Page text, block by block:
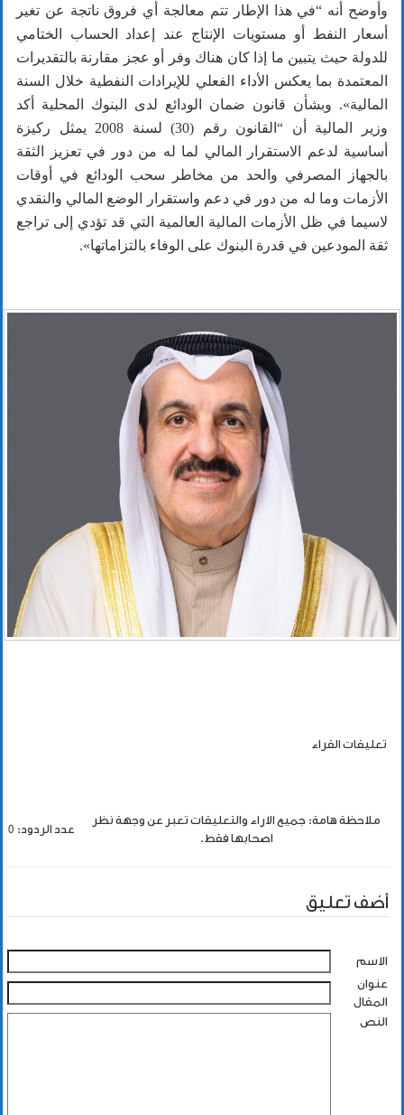
وأوضح أنه “في هذا الإطار تتم معالجة أي فروق ناتجة عن تغير
أسعار النفط أو مستويات الإنتاج عند إعداد الحساب الختامي
للدولة حيث يتبين ما إذا كان هناك وفر أو عجز مقارنة بالتقديرات
المعتمدة بما يعكس الأداء الفعلي للإيرادات النفطية خلال السنة
المالية». وبشأن قانون ضمان الودائع لدى البنوك المحلية أكد
وزير المالية أن “القانون رقم (30) لسنة 2008 يمثل ركيزة
أساسية لدعم الاستقرار المالي لما له من دور في تعزيز الثقة
بالجهاز المصرفي والحد من مخاطر سحب الودائع في أوقات
الأزمات وما له من دور في دعم واستقرار الوضع المالي والنقدي
لاسيما في ظل الأزمات المالية العالمية التي قد تؤدي إلى تراجع
ثقة المودعين في قدرة البنوك على الوفاء بالتزاماتها».
تعليقات القراء
ملاحظة هامة: جميع الاراء والتعليقات تعبر عن وجهة نظر
اصحابها فقط.
عدد الردود: 0
أضف تعليق
الاسم
عنوان
المقال
النص